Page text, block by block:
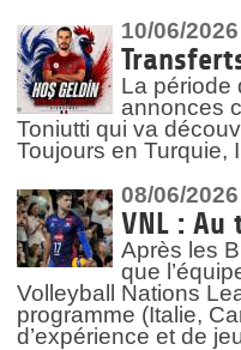
10/06/2026
La période
annonces
Toniutti qui va
Toujours en Turquie,
08/06/2026
VNL : Au
Après les
que
Volleyball Nations
programme (Italie,
d’expérience et de